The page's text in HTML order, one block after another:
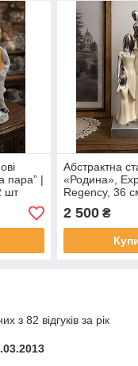
пара” |
шт
Абстрактна
«Родина»,
Regency, 36
безликі фігури
2 500₴
з 82 відгуків за рік